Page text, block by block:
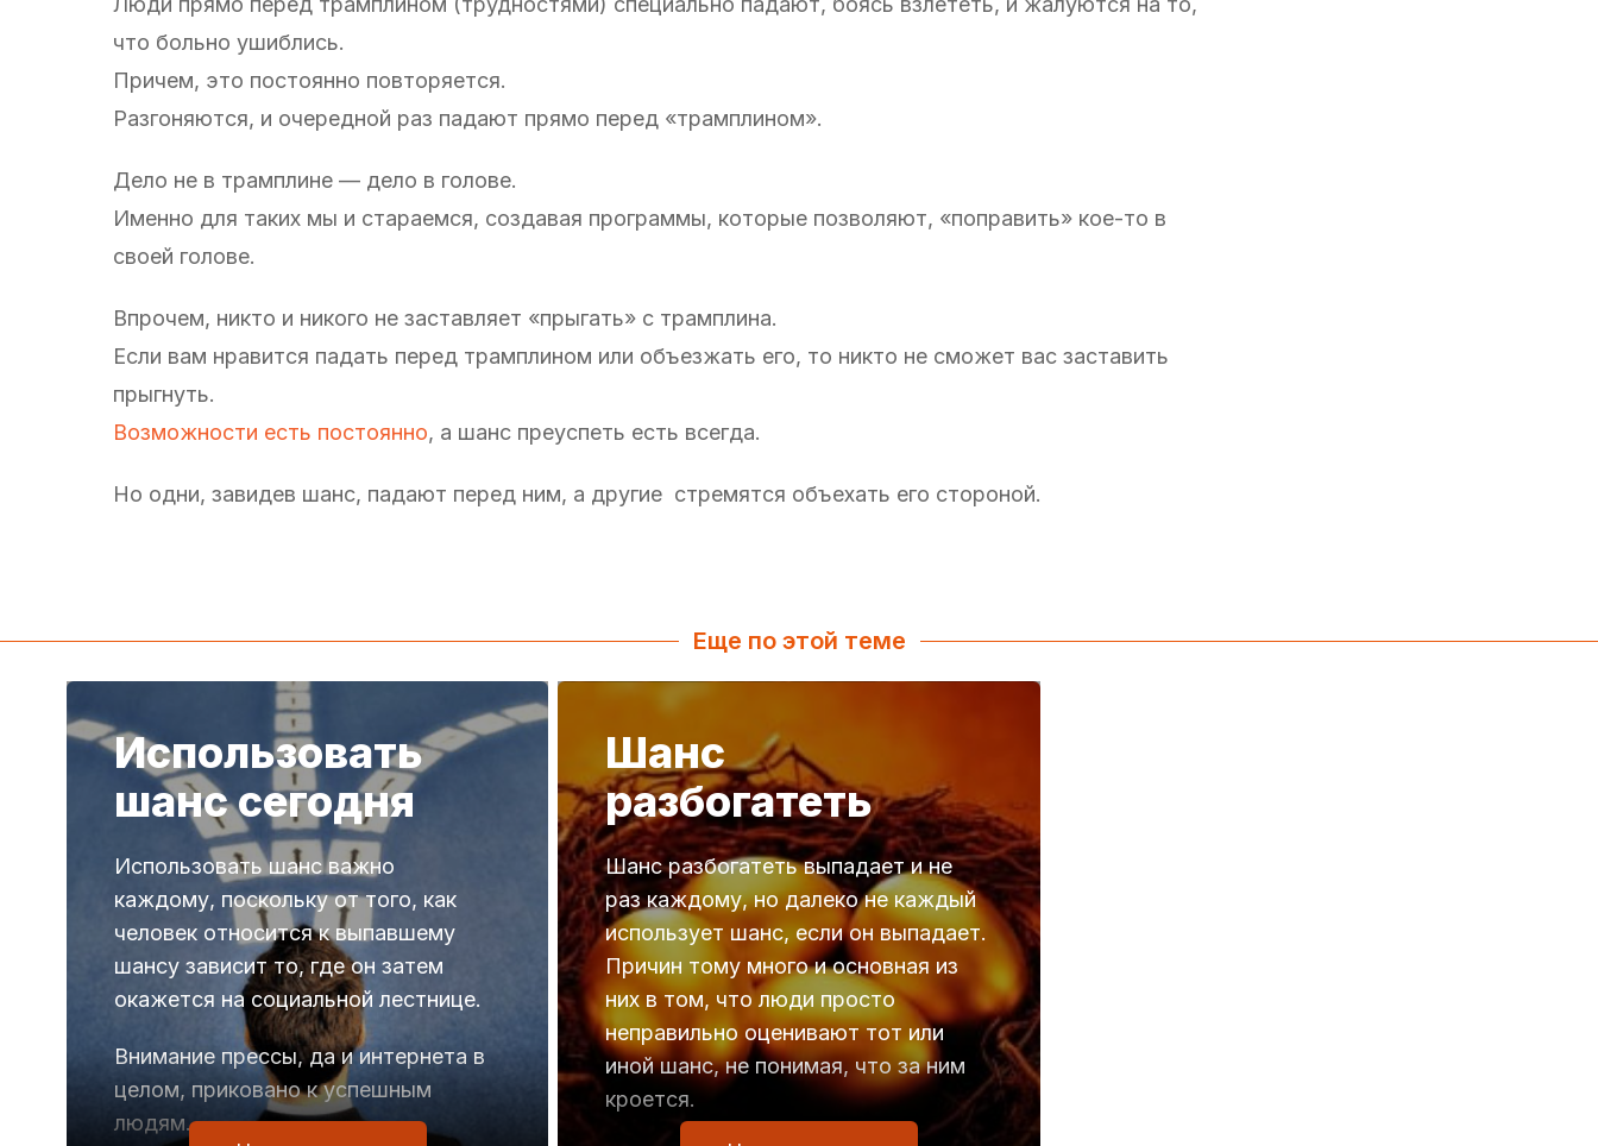
что больно ушиблись.
Причем, это постоянно повторяется.
Разгоняются, и очередной раз падают прямо перед «трамплином».
Дело не в трамплине — дело в голове.
Именно для таких мы и стараемся, создавая программы, которые позволяют, «поправить» кое-то в
своей голове.
Впрочем, никто и никого не заставляет «прыгать» с трамплина.
Если вам нравится падать перед трамплином или объезжать его, то никто не сможет вас заставить
прыгнуть.
Возможности есть постоянно, а шанс преуспеть есть всегда.
Но одни, завидев шанс, падают перед ним, а другие стремятся объехать его стороной.
Еще по этой теме
Использовать
шанс сегодня
Использовать шанс важно
каждому, поскольку от того, как
человек относится к выпавшему
шансу зависит то, где он затем
окажется на социальной лестнице.
Внимание прессы, да и интернета в
целом, приковано к успешным
людям.
Шанс
разбогатеть
Шанс разбогатеть выпадает и не
раз каждому, но далеко не каждый
использует шанс, если он выпадает.
Причин тому много и основная из
них в том, что люди просто
неправильно оценивают тот или
иной шанс, не понимая, что за ним
кроется.